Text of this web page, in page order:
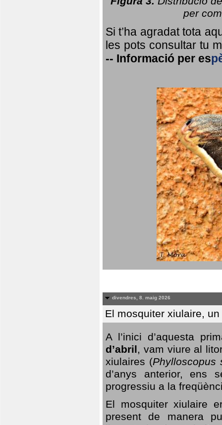
per
Si t’ha agradat tota
les pots consultar tu
-- Informació per es
divendres, 8. maig 2026
El mosquiter xiulaire,
A l’inici d’aquesta
d’abril, vam viure al
xiulaires (Phylloscopus
d’anys anterior, ens
progressiu a la
El mosquiter xiulaire
present de manera